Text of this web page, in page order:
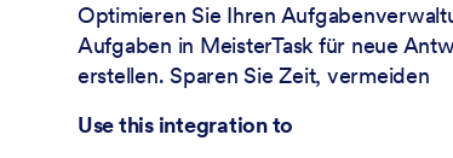
Optimieren Sie Ihren
Aufgaben in MeisterTask für neue
erstellen. Sparen Sie Zeit, vermeiden
Use this integration to